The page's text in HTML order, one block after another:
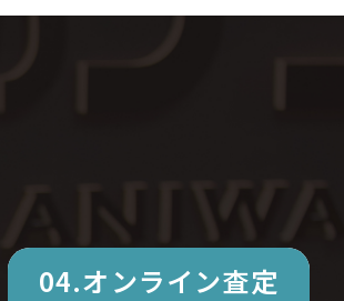
04.オンライン査定